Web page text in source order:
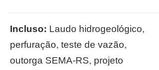
Incluso: Laudo hidrogeológico,
perfuração, teste de vazão,
outorga SEMA-RS, projeto